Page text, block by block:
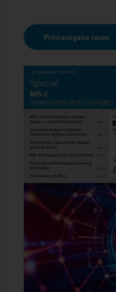
Printausgabe lesen